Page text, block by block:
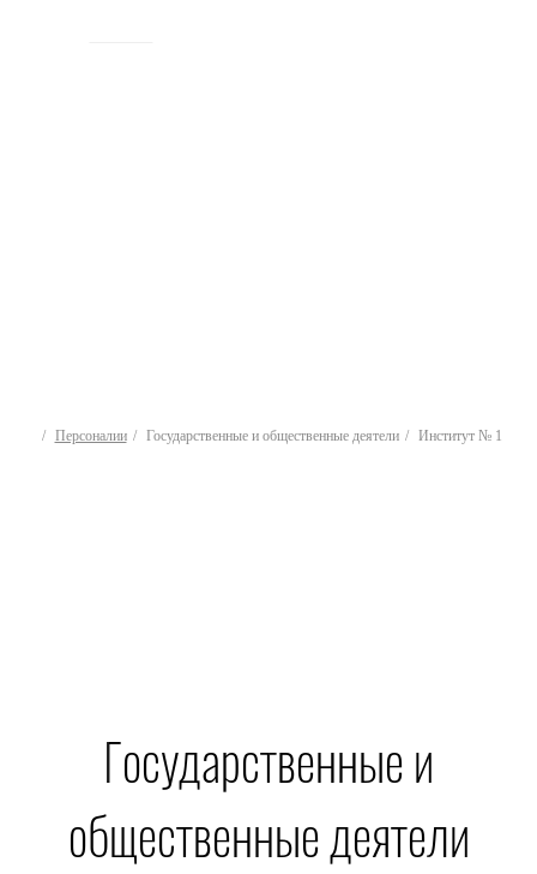
Персоналии Государственные и общественные деятели Институт № 1
Государственные и
общественные деятели